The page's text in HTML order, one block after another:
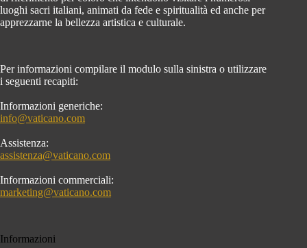
luoghi sacri italiani, animati da fede e spiritualità ed anche per
apprezzarne la bellezza artistica e culturale.
Per informazioni compilare il modulo sulla sinistra o utilizzare
i seguenti recapiti:
Informazioni generiche:
info@vaticano.com
Assistenza:
assistenza@vaticano.com
Informazioni commerciali:
marketing@vaticano.com
Informazioni